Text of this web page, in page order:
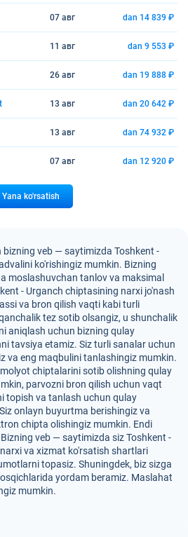
07 авг dan 14 839 ₽
11 авг dan 9 553 ₽
26 авг dan 19 888 ₽
13 авг dan 20 642 ₽
13 авг dan 74 932 ₽
07 авг dan 12 920 ₽
Yana ko'rsatish
veb — saytimizda Toshkent -
ko'rishingiz mumkin. Bizning
moslashuvchan tanlov va maksimal
- Urganch chiptasining narxi jo'nash
va bron qilish vaqti kabi turli
tez sotib olsangiz, u shunchalik
aniqlash uchun bizning qulay
tavsiya etamiz. Siz turli sanalar uchun
va eng maqbulini tanlashingiz mumkin.
chiptalarini sotib olishning qulay
parvozni bron qilish uchun vaqt
topish va tanlash uchun qulay
onlayn buyurtma berishingiz va
chipta olishingiz mumkin. Endi
veb — saytimizda siz Toshkent -
va xizmat ko'rsatish shartlari
topasiz. Shuningdek, biz sizga
yordam beramiz. Maslahat
mumkin.